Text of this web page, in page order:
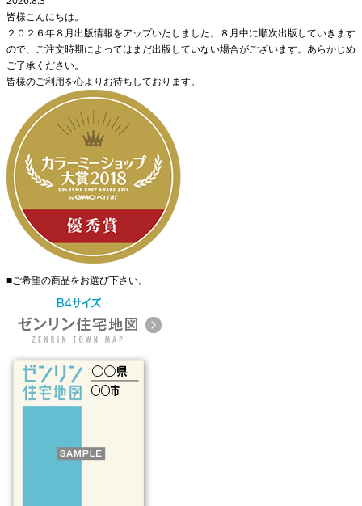
皆様こんにちは。
２０２６年８月出版情報をアップいたしました。８月中に順次出版していきます
ので、ご注文時期によってはまだ出版していない場合がございます。あらかじめ
ご了承ください。
皆様のご利用を心よりお待ちしております。
■ご希望の商品をお選び下さい。